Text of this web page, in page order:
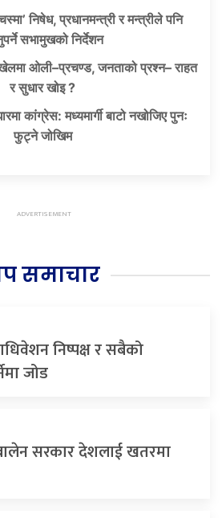
निषेध, प्रधानमन्त्री र मन्त्रीले पनि
सभामुखको निर्देशन
ओली–प्रचण्ड, जनताको प्रश्न– राहत
र सुधार खोइ ?
कांग्रेस: मध्यमार्गी बाटो नखोजिए पुनः
फुट्ने जोखिम
समाचार
निष्पक्ष र सबैको
जोड
सरकार देशलाई खतरमा